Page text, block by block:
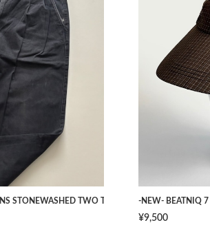
STONEWASHED TWO TUCK PANTS -NAVY- [W34]
-NEW- BEATNIQ
¥9,500